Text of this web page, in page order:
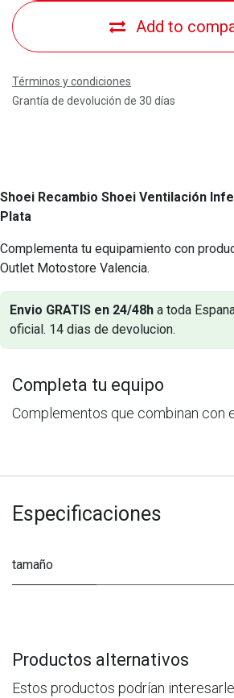
Add to
Términos y condiciones
Grantía de devolución de 30 días
Shoei Recambio Shoei Ventilación
Plata
Complementa tu equipamiento con
Outlet Motostore Valencia.
Envio GRATIS en 24/48h a toda
oficial. 14 dias de devolucion.
Completa tu equipo
Complementos que combinan con
Especificaciones
tamaño
Productos alternativos
Estos productos podrían interesarle